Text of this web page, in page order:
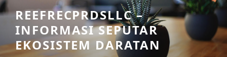
Skip
to
content
REEFRECPRDSLLC –
INFORMASI SEPUTAR
EKOSISTEM DARATAN